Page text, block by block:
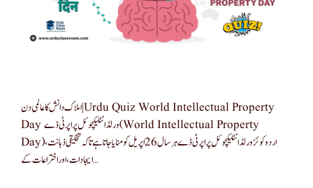
املاک دانش کا عالمی دن| Urdu Quiz World Intellectual Property
Day ورلڈ انٹلیکچوئل پراپرٹی ڈے (World Intellectual Property
Day) اردو کوئز ورلڈ انٹلیکچوئل پراپرٹی ڈے ہر سال 26 اپریل کو منایا جاتا ہے تاکہ تخلیقی ذہانت،
ایجادات، اور اختراعات کے …